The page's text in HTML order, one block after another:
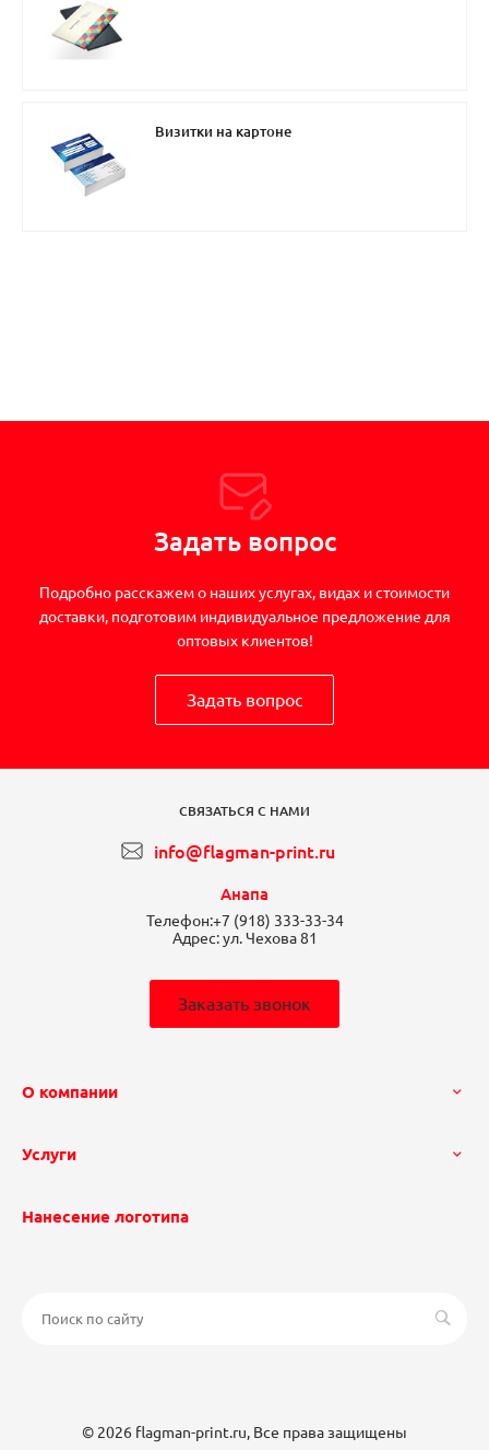
Визитки на картоне
Задать вопрос
Подробно расскажем о наших услугах, видах и стоимости
доставки, подготовим индивидуальное предложение для
оптовых клиентов!
Задать вопрос
СВЯЗАТЬСЯ С НАМИ
info@flagman-print.ru
Анапа
Телефон:+7 (918) 333-33-34
Адрес:ул. Чехова 81
Заказать звонок
О компании
Услуги
Нанесение логотипа
© 2026 flagman-print.ru, Все права защищены